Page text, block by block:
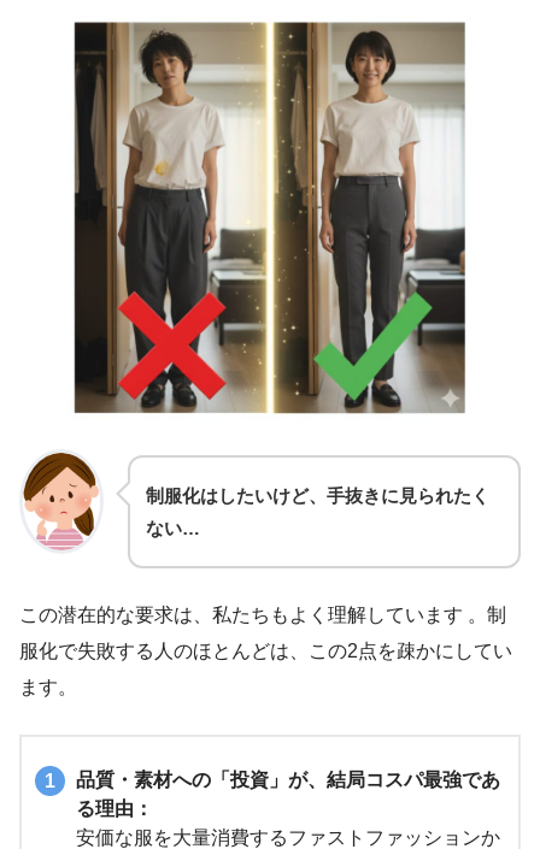
制服化はしたいけど、手抜きに見られたく
ない…
この潜在的な要求は、私たちもよく理解しています 。制
服化で失敗する人のほとんどは、この2点を疎かにしてい
ます。
品質・素材への「投資」が、結局コスパ最強であ
る理由：
安価な服を大量消費するファストファッションか